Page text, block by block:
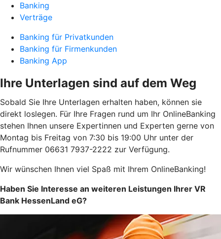
Banking
Verträge
Banking für Privatkunden
Banking für Firmenkunden
Banking App
Ihre Unterlagen sind auf dem Weg
Sobald Sie Ihre Unterlagen erhalten haben, können sie
direkt loslegen. Für Ihre Fragen rund um Ihr OnlineBanking
stehen Ihnen unsere Expertinnen und Experten gerne von
Montag bis Freitag von 7:30 bis 19:00 Uhr unter der
Rufnummer 06631 7937-2222 zur Verfügung.
Wir wünschen Ihnen viel Spaß mit Ihrem OnlineBanking!
Haben Sie Interesse an weiteren Leistungen Ihrer VR
Bank HessenLand eG?